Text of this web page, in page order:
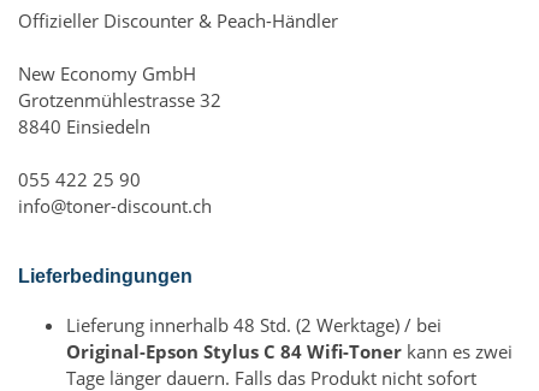
Offizieller Discounter & Peach-Händler
New Economy GmbH
Grotzenmühlestrasse 32
8840 Einsiedeln
055 422 25 90
info@toner-discount.ch
Lieferbedingungen
Lieferung innerhalb 48 Std. (2 Werktage) / bei
Original-Epson Stylus C 84 Wifi-Toner kann es zwei
Tage länger dauern. Falls das Produkt nicht sofort